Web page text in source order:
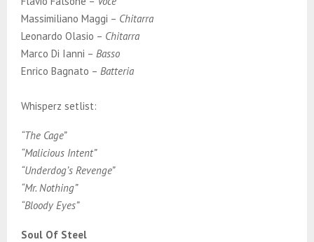
Massimiliano Maggi – Chitarra
Leonardo Olasio – Chitarra
Marco Di Ianni – Basso
Enrico Bagnato – Batteria
Whisperz setlist:
“The Cage”
“Malicious Intent”
“Underdog’s Revenge”
“Mr. Nothing”
“Bloody Eyes”
Soul Of Steel